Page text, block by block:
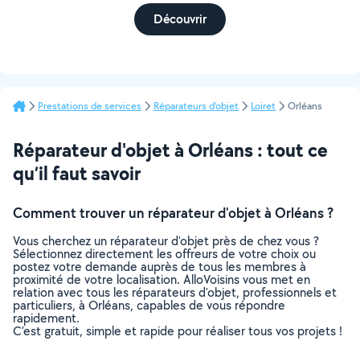
Découvrir
Prestations de services Réparateurs d'objet Loiret Orléans
Réparateur d'objet à Orléans : tout ce
qu’il faut savoir
Comment trouver un réparateur d'objet à Orléans ?
Vous cherchez un réparateur d'objet près de chez vous ?
Sélectionnez directement les offreurs de votre choix ou
postez votre demande auprès de tous les membres à
proximité de votre localisation. AlloVoisins vous met en
relation avec tous les réparateurs d'objet, professionnels et
particuliers, à Orléans, capables de vous répondre
rapidement.
C’est gratuit, simple et rapide pour réaliser tous vos projets !